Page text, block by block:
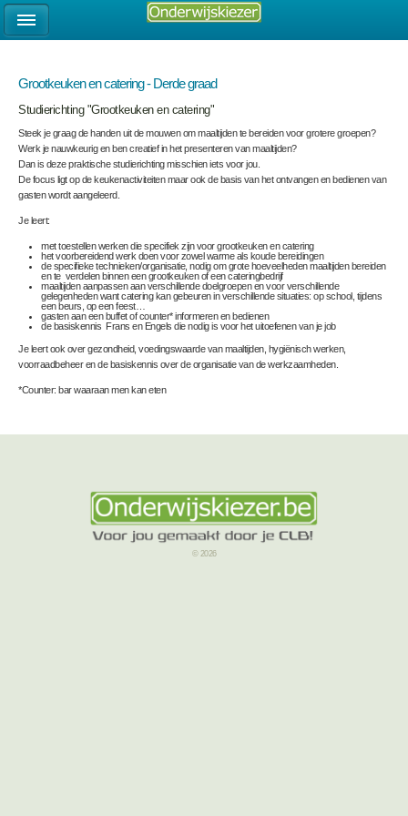
Grootkeuken en catering - Derde graad
Studierichting "Grootkeuken en catering"
Steek je graag de handen uit de mouwen om maaltijden te bereiden voor grotere groepen?
Werk je nauwkeurig en ben creatief in het presenteren van maaltijden?
Dan is deze praktische studierichting misschien iets voor jou.
De focus ligt op de keukenactiviteiten maar ook de basis van het ontvangen en bedienen van
gasten wordt aangeleerd.
Je leert:
met toestellen werken die specifiek zijn voor grootkeuken en catering
het voorbereidend werk doen voor zowel warme als koude bereidingen
de specifieke technieken/organisatie, nodig om grote hoeveelheden maaltijden bereiden
en te verdelen binnen een grootkeuken of een cateringbedrijf
maaltijden aanpassen aan verschillende doelgroepen en voor verschillende
gelegenheden want catering kan gebeuren in verschillende situaties: op school, tijdens
een beurs, op een feest…
gasten aan een buffet of counter* informeren en bedienen
de basiskennis Frans en Engels die nodig is voor het uitoefenen van je job
Je leert ook over gezondheid, voedingswaarde van maaltijden, hygiënisch werken,
voorraadbeheer en de basiskennis over de organisatie van de werkzaamheden.
*Counter: bar waaraan men kan eten
© 2026